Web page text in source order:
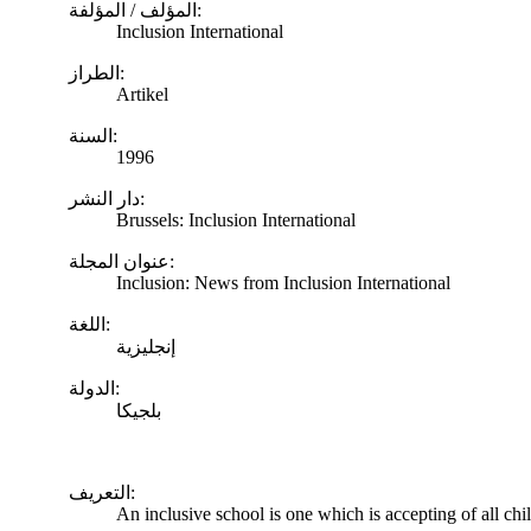
المؤلف / المؤلفة:
Inclusion International
الطراز:
Artikel
السنة:
1996
دار النشر:
Brussels: Inclusion International
عنوان المجلة:
Inclusion: News from Inclusion International
اللغة:
إنجليزية
الدولة:
بلجيكا
التعريف:
An inclusive school is one which is accepting of all